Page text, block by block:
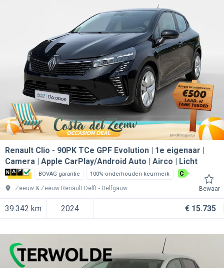
Renault Clio
90PK TCe GPF Evolution | 1e eigenaar |
Camera | Apple CarPlay/Android Auto | Airco | Licht
BOVAG garantie 100%-onderhouden keurmerk C
Zeeuw & Zeeuw Renault Delft Delfgauw Bewaar
39.342 km 2024 € 15.735